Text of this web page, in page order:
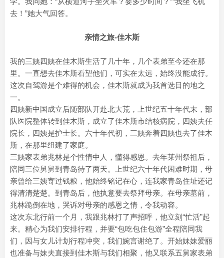
去！”她大气回答。
亲情之旅-佳木斯
我的三姨四姨在佳木斯生活了几十年，几个表弟至今还在那
里。一直想去佳木斯看望他们，可实在太远，始终没能成行。
这次自驾游是个难得的机会，佳木斯就成为我首选目的地之
一。
四姨新中国成立后随部队开赴北大荒，上世纪五十年代末，部
队医院整体转到佳木斯，成立了佳木斯市结核病院，四姨夫任
院长，四姨是护士长。六十年代初，三姨奔着四姨也去了佳木
斯，在那里组建了家庭。
三姨家表弟兆林是个性情中人，懂得感恩。去年莱州祭祖后，
陪同三位舅舅到青岛待了两天。上世纪六十年代困难时期，母
亲曾给三姨寄过钱粮，他始终铭记在心，连我家青岛住址还记
得清清楚楚。到青岛后，他执意要去祭拜母亲。在母亲墓前，
兆林跪倒在地，哭诉对母亲的感恩之情，令我动容。
这次东北行前一个月，我跟兆林打了声招呼，他立刻“忙活”起
来。精心为我们安排行程，并要“包吃包住包游”全程陪同我
们，因与女儿计划行程冲突，我们婉言谢绝了。开始妹妹爱丽
也准备与妹夫直接到佳木斯与我们相聚，他又联系五舅家表弟